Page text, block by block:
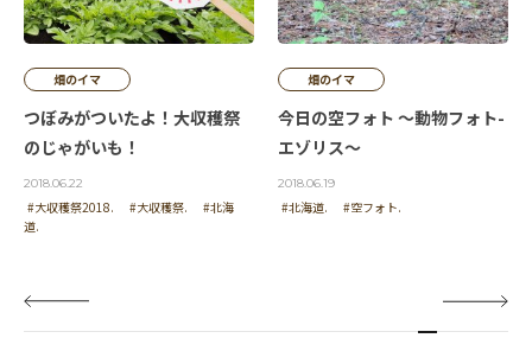
畑のイマ
つぼみがついたよ！大収穫祭
のじゃがいも！
2018.06.22
#大収穫祭2018. #大収穫祭.
#北海
道.
畑のイマ
今日の空フォト ～動物フォト-
エゾリス～
2018.06.19
#北海道. #空フォト.